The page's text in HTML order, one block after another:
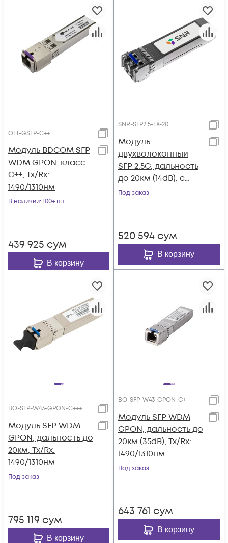
OLT-GSFP-C++
Модуль BDCOM SFP
WDM GPON, класс
С++, Tx/Rx:
1490/1310нм
В наличии: 100+ шт
439 925 сум
В корзину
SNR-SFP2.5-LX-20
Модуль
двухволоконный
SFP 2.5G, дальность
до 20км (14dB), с
функцией DDM, Tx:
Под заказ
520 594 сум
В корзину
BO-SFP-W43-GPON-C+++
Модуль SFP WDM
GPON, дальность до
20км, Tx/Rx:
1490/1310нм
Под заказ
795 119 сум
В корзину
BO-SFP-W43-GPON-C+
Модуль SFP WDM
GPON, дальность до
20км (35dB), Tx/Rx:
1490/1310нм
Под заказ
643 761 сум
В корзину